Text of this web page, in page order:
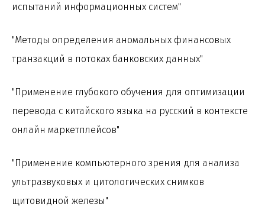
испытаний информационных систем"
"Методы определения аномальных финансовых
транзакций в потоках банковских данных"
"Применение глубокого обучения для оптимизации
перевода с китайского языка на русский в контексте
онлайн маркетплейсов"
"Применение компьютерного зрения для анализа
ультразвуковых и цитологических снимков
щитовидной железы"